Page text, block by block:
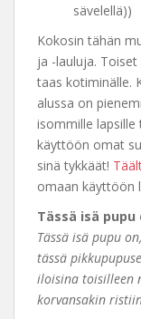
sävelellä))
Kokosin tähän
ja -lauluja.
taas kotiminälle.
alussa on
isommille
käyttöön omat
sinä tykkäät!
omaan käyttöön
Tässä isä pupu
Tässä isä pupu
tässä
iloisina toisilleen
korvansakin